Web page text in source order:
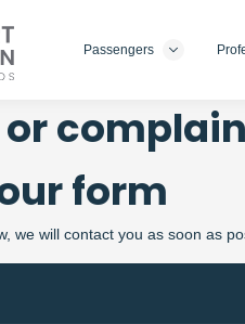
Passengers
form
we will contact you as soon as